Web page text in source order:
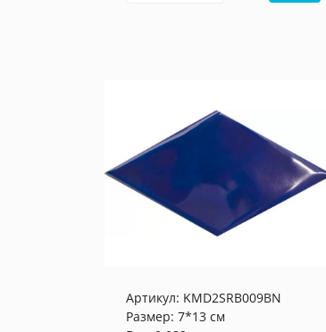
Артикул: KMD2SRB009BN
Размер: 7*13 см